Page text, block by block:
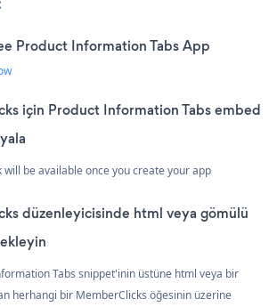
Product Information Tabs App
için Product Information Tabs embed
will be available once you create your app
düzenleyicisinde html veya gömülü
Tabs snippet'inin üstüne html veya bir
herhangi bir MemberClicks öğesinin üzerine